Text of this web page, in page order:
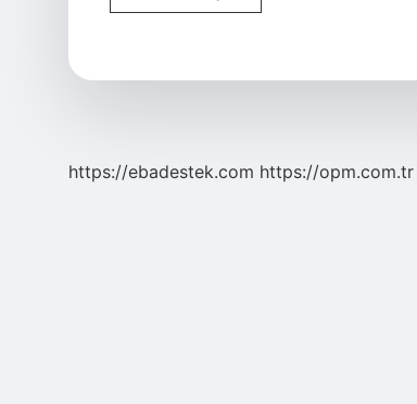
Argo
https://ebadestek.com https://opm.com.tr